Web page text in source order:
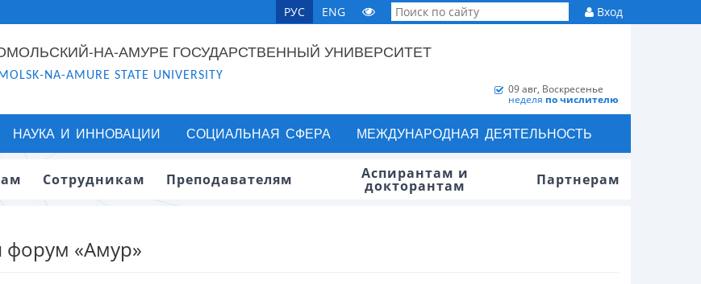
РУС ENG Вход
НА-АМУРЕ ГОСУДАРСТВЕННЫЙ УНИВЕРСИТЕТ
NA-AMURE STATE UNIVERSITY
09 авг, Воскресенье
неделя по числителю
НАУКА И ИННОВАЦИИ СОЦИАЛЬНАЯ СФЕРА МЕЖДУНАРОДНАЯ ДЕЯТЕЛЬНОСТЬ
Сотрудникам Преподавателям Аспирантам и
докторантам Партнерам
«Амур»